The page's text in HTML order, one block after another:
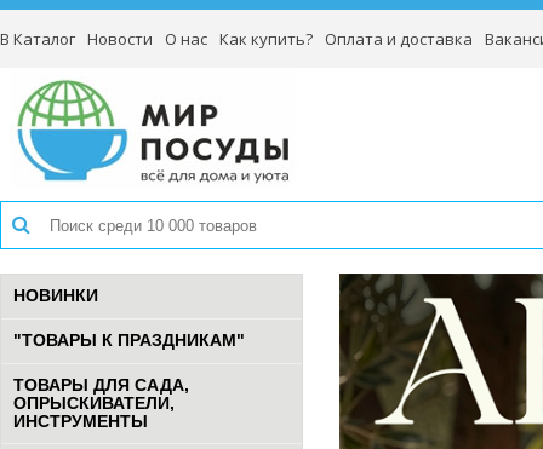
В Каталог Новости О нас Как купить? Оплата и доставка
НОВИНКИ
"ТОВАРЫ К ПРАЗДНИКАМ"
ТОВАРЫ ДЛЯ САДА,
ОПРЫСКИВАТЕЛИ,
ИНСТРУМЕНТЫ